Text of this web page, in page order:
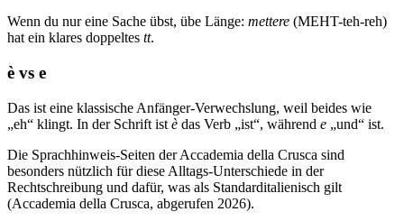
Wenn du nur eine Sache übst, übe Länge: mettere (MEHT-teh-reh)
hat ein klares doppeltes tt.
è vs e
Das ist eine klassische Anfänger-Verwechslung, weil beides wie
„eh“ klingt. In der Schrift ist è das Verb „ist“, während e „und“ ist.
Die Sprachhinweis-Seiten der Accademia della Crusca sind
besonders nützlich für diese Alltags-Unterschiede in der
Rechtschreibung und dafür, was als Standarditalienisch gilt
(Accademia della Crusca, abgerufen 2026).